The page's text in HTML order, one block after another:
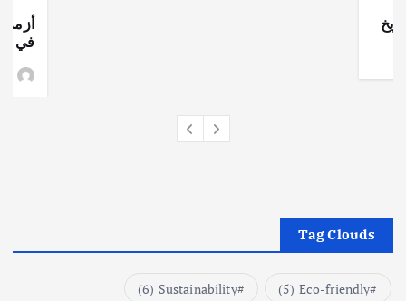
أزمة
في
Tag Clouds
Eco-friendly
(5)
Sustainability
(6)